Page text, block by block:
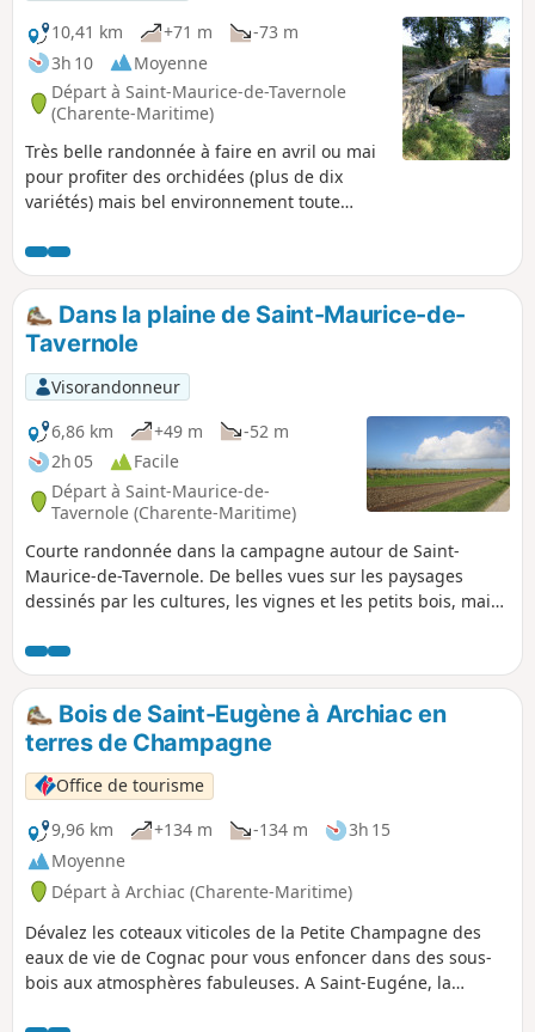
10,41 km
+71 m
-73 m
3h 10
Moyenne
Départ à Saint-Maurice-de-Tavernole
(Charente-Maritime)
Très belle randonnée à faire en avril ou mai
pour profiter des orchidées (plus de dix
variétés) mais bel environnement toute
bien dégagés. Attention au pont romain à
traverser, la seule difficulté mais important
si on à le vertige. Possibilité de l'éviter.
Dans la plaine de Saint-Maurice-de-
Tavernole
Visorandonneur
6,86 km
+49 m
-52 m
2h 05
Facile
Départ à Saint-Maurice-de-
Tavernole (Charente-Maritime)
Courte randonnée dans la campagne autour de Saint-
Maurice-de-Tavernole. De belles vues sur les paysages
dessinés par les cultures, les vignes et les petits bois, mais
circuit emprunte un court tronçon d'une ancienne voie
romaine.
Bois de Saint-Eugène à Archiac en
terres de Champagne
Office de tourisme
9,96 km
+134 m -134 m
3h 15
Moyenne
Départ à Archiac (Charente-Maritime)
Dévalez les coteaux viticoles de la Petite Champagne des
eaux de vie de Cognac pour vous enfoncer dans des sous-
bois aux atmosphères fabuleuses. A Saint-Eugéne, la